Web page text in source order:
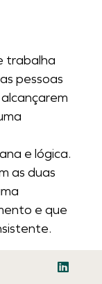
trabalha
pessoas
e lógica.
as duas
e que